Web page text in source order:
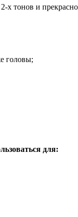
х тонов и
головы;
для: